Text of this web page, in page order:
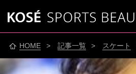
HOME > 記事一覧 > スケート